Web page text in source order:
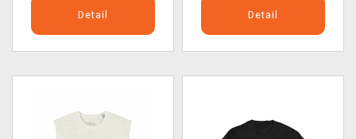
Detail Detail